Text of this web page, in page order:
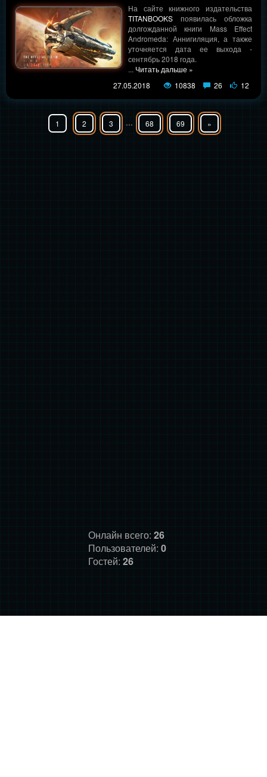
На сайте книжного издательства
TITANBOOKS появилась обложка
долгожданной книги Mass Effect
Andromeda: Аннигиляция, а также
уточняется дата ее выхода -
сентябрь 2018 года.
... Читать дальше »
27.05.2018
10838 26 12
1 2 3 ... 68 69 »
Онлайн всего: 26
Пользователей: 0
Гостей: 26